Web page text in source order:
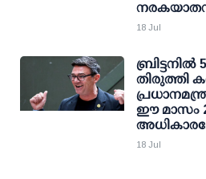
18 Jul
ബ്രിട്ടനിൽ
തിരുത്തി
ഈ മാസം
18 Jul